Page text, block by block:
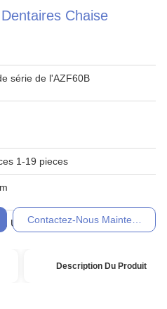
Chaise
série de l'AZF60B
1-19 pieces
Union,Contactez-Nous Maintenant
Description Du Produit